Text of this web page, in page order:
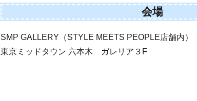
会場
SMP GALLERY（STYLE MEETS PEOPLE店舗内）
東京ミッドタウン 六本木 ガレリア３F